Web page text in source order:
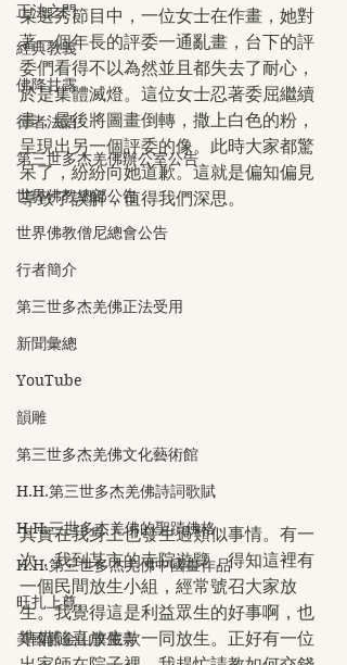
正法之門
經典教義
佛降甘露
行者法語
第三世多杰羌佛辦公室公告
世界佛教總部公告
世界佛教僧尼總會公告
行者簡介
第三世多杰羌佛正法受用
新聞彙總
YouTube
韻雕
第三世多杰羌佛文化藝術館
H.H.第三世多杰羌佛詩詞歌賦
H.H.三世多杰羌佛的聖蹟佛格
H.H.第三世多杰羌佛中國畫作品
旺扎上尊
美國舊金山華藏寺
某選秀節目中，一位女士在作畫，她對
著一個年長的評委一通亂畫，台下的評
委們看得不以為然並且都失去了耐心，
於是集體滅燈。這位女士忍著委屈繼續
畫，最後將圖畫倒轉，撒上白色的粉，
呈現出另一個評委的像。此時大家都驚
呆了，紛紛向她道歉。這就是偏知偏見
導致了誤解，值得我們深思。
其實在我身上也發生過類似事情。有一
次，我到某市的寺院遊覽，得知這裡有
一個民間放生小組，經常號召大家放
生。我覺得這是利益眾生的好事啊，也
準備隨喜放生款一同放生。正好有一位